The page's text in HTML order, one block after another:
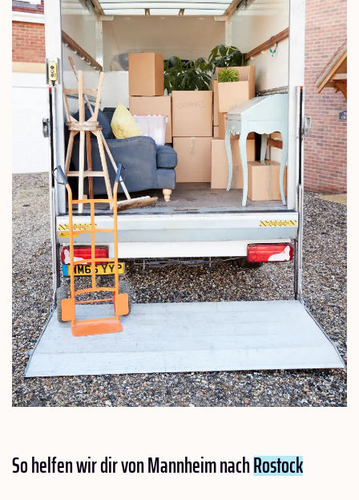
So helfen wir dir von Mannheim nachRostock